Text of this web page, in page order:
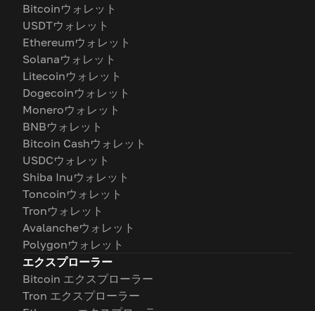
Bitcoinウォレット
USDTウォレット
Ethereumウォレット
Solanaウォレット
Litecoinウォレット
Dogecoinウォレット
Moneroウォレット
BNBウォレット
Bitcoin Cashウォレット
USDCウォレット
Shiba Inuウォレット
Toncoinウォレット
Tronウォレット
Avalancheウォレット
Polygonウォレット
エクスプローラー
Bitcoin エクスプローラー
Tron エクスプローラー